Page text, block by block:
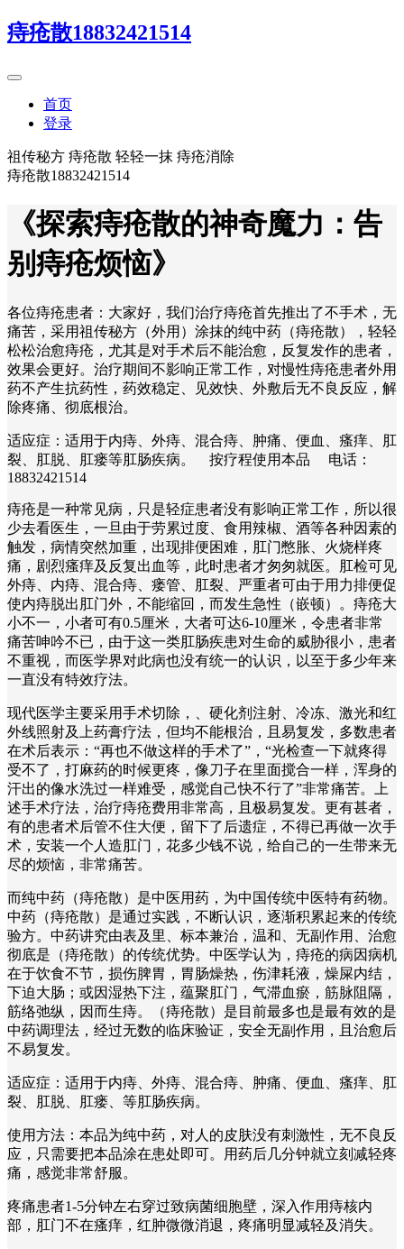
痔疮散18832421514
首页
登录
祖传秘方 痔疮散 轻轻一抹 痔疮消除
痔疮散18832421514
《探索痔疮散的神奇魔力：告
别痔疮烦恼》
各位痔疮患者：大家好，我们治疗痔疮首先推出了不手术，无
痛苦，采用祖传秘方（外用）涂抹的纯中药（痔疮散），轻轻
松松治愈痔疮，尤其是对手术后不能治愈，反复发作的患者，
效果会更好。治疗期间不影响正常工作，对慢性痔疮患者外用
药不产生抗药性，药效稳定、见效快、外敷后无不良反应，解
除疼痛、彻底根治。
适应症：适用于内痔、外痔、混合痔、肿痛、便血、瘙痒、肛
裂、肛脱、肛瘘等肛肠疾病。 按疗程使用本品 电话：
18832421514
痔疮是一种常见病，只是轻症患者没有影响正常工作，所以很
少去看医生，一旦由于劳累过度、食用辣椒、酒等各种因素的
触发，病情突然加重，出现排便困难，肛门憋胀、火烧样疼
痛，剧烈瘙痒及反复出血等，此时患者才匆匆就医。肛检可见
外痔、内痔、混合痔、瘘管、肛裂、严重者可由于用力排便促
使内痔脱出肛门外，不能缩回，而发生急性（嵌顿）。痔疮大
小不一，小者可有0.5厘米，大者可达6-10厘米，令患者非常
痛苦呻吟不已，由于这一类肛肠疾患对生命的威胁很小，患者
不重视，而医学界对此病也没有统一的认识，以至于多少年来
一直没有特效疗法。
现代医学主要采用手术切除，、硬化剂注射、冷冻、激光和红
外线照射及上药膏疗法，但均不能根治，且易复发，多数患者
在术后表示：“再也不做这样的手术了”，“光检查一下就疼得
受不了，打麻药的时候更疼，像刀子在里面搅合一样，浑身的
汗出的像水洗过一样难受，感觉自己快不行了”非常痛苦。上
述手术疗法，治疗痔疮费用非常高，且极易复发。更有甚者，
有的患者术后管不住大便，留下了后遗症，不得已再做一次手
术，安装一个人造肛门，花多少钱不说，给自己的一生带来无
尽的烦恼，非常痛苦。
而纯中药（痔疮散）是中医用药，为中国传统中医特有药物。
中药（痔疮散）是通过实践，不断认识，逐渐积累起来的传统
验方。中药讲究由表及里、标本兼治，温和、无副作用、治愈
彻底是（痔疮散）的传统优势。中医学认为，痔疮的病因病机
在于饮食不节，损伤脾胃，胃肠燥热，伤津耗液，燥屎内结，
下迫大肠；或因湿热下注，蕴聚肛门，气滞血瘀，筋脉阻隔，
筋络弛纵，因而生痔。（痔疮散）是目前最多也是最有效的是
中药调理法，经过无数的临床验证，安全无副作用，且治愈后
不易复发。
适应症：适用于内痔、外痔、混合痔、肿痛、便血、瘙痒、肛
裂、肛脱、肛瘘、等肛肠疾病。
使用方法：本品为纯中药，对人的皮肤没有刺激性，无不良反
应，只需要把本品涂在患处即可。用药后几分钟就立刻减轻疼
痛，感觉非常舒服。
疼痛患者1-5分钟左右穿过致病菌细胞壁，深入作用痔核内
部，肛门不在瘙痒，红肿微微消退，疼痛明显减轻及消失。